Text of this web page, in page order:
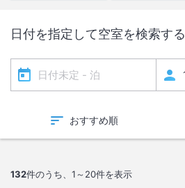
日付を指定して空室を検索する
おすすめ順
132件のうち、 1～20件を表示